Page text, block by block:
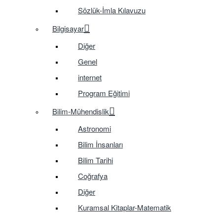
Sözlük-İmla Kılavuzu
Bilgisayar
Diğer
Genel
internet
Program Eğitimi
Bilim-Mühendislik
Astronomi
Bilim İnsanları
Bilim Tarihi
Coğrafya
Diğer
Kuramsal Kitaplar-Matematik